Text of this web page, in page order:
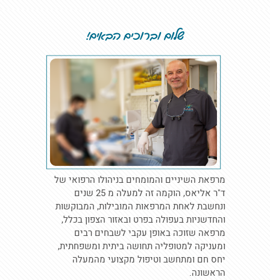
שלום וברוכים הבאים!
מרפאת השיניים והמומחים בניהולו הרפואי של
ד"ר אליאס, הוקמה זה למעלה מ 25 שנים
ונחשבת לאחת המרפאות המובילות, המבוקשות
והחדשניות בעפולה בפרט ובאזור הצפון בכלל,
מרפאה שזוכה באופן עקבי לשבחים רבים
ומעניקה למטופליה תחושה ביתית ומשפחתית,
יחס חם ומתחשב וטיפול מקצועי מהמעלה
הראשונה.